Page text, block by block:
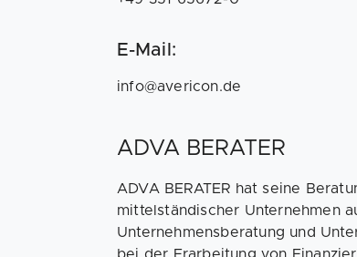
E-Mail:
info@avericon.de
ADVA BERATER
ADVA BERATER hat seine
mittelständischer Unternehmen
Unternehmensberatung und